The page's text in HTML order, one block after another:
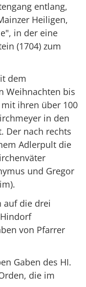
entlang,
Heiligen,
in der eine
(1704) zum
dem
Weihnachten bis
mit ihren über 100
in den
Der nach rechts
Adlerpult die
und Gregor
auf die drei
von Pfarrer
Gaben des HI.
die im